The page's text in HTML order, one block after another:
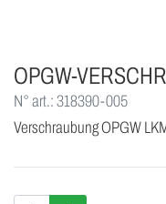
OPGW-
N° art.: 318390-005
Verschraubung OPGW